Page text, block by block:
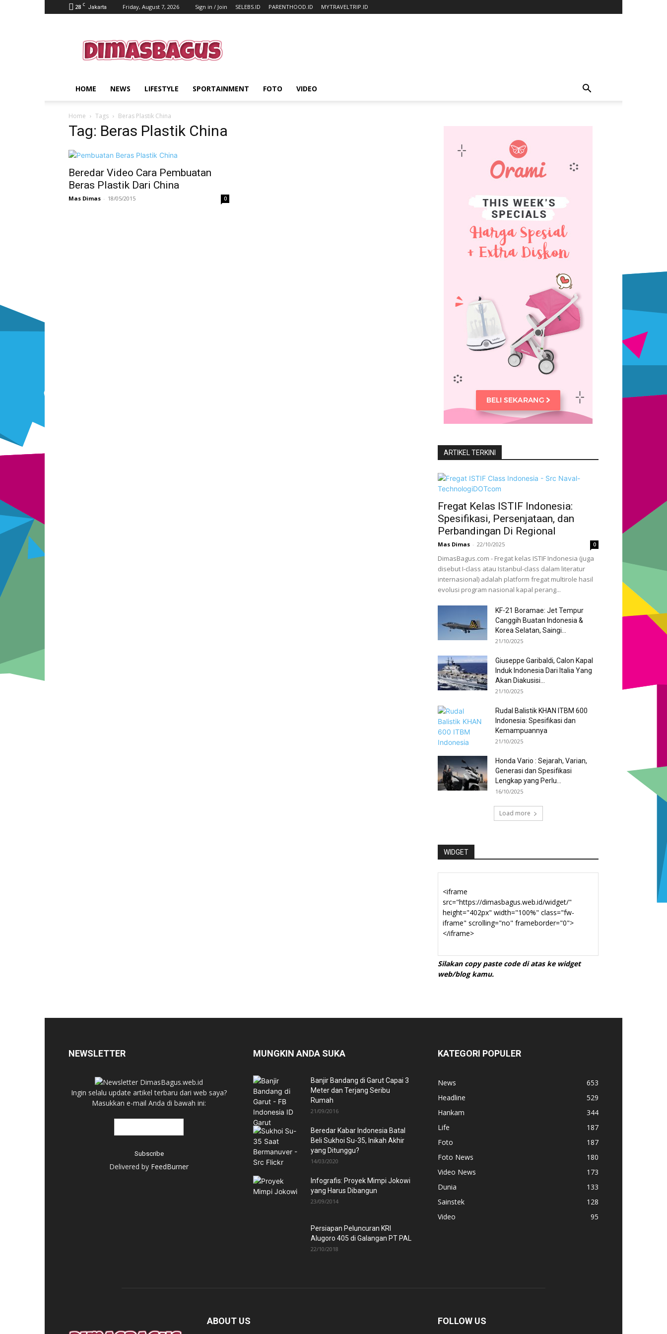
28 C Jakarta Friday, August 7, 2026 Sign in / Join SELEBS.ID PARENTHOOD.ID MYTRAVELTRIP.ID
HOME NEWS LIFESTYLE SPORTAINMENT FOTO VIDEO
Home Tags Beras Plastik China
Tag: Beras Plastik China
Beredar Video Cara Pembuatan
Beras Plastik Dari China
Mas Dimas - 18/05/2015 0
ARTIKEL TERKINI
Fregat Kelas ISTIF Indonesia:
Spesifikasi, Persenjataan, dan
Perbandingan Di Regional
Mas Dimas - 22/10/2025 0
DimasBagus.com - Fregat kelas ISTIF Indonesia (juga
disebut I-class atau Istanbul-class dalam literatur
internasional) adalah platform fregat multirole hasil
evolusi program nasional kapal perang...
KF-21 Boramae: Jet Tempur
Canggih Buatan Indonesia &
Korea Selatan, Saingi...
21/10/2025
Giuseppe Garibaldi, Calon Kapal
Induk Indonesia Dari Italia Yang
Akan Diakusisi...
21/10/2025
Rudal Balistik KHAN ITBM 600
Indonesia: Spesifikasi dan
Kemampuannya
21/10/2025
Honda Vario : Sejarah, Varian,
Generasi dan Spesifikasi
Lengkap yang Perlu...
16/10/2025
Load more
WIDGET
Silakan copy paste code di atas ke widget
web/blog kamu.
NEWSLETTER
Ingin selalu update artikel terbaru dari web saya?
Masukkan e-mail Anda di bawah ini:
Delivered by FeedBurner
MUNGKIN ANDA SUKA
Banjir Bandang di Garut Capai 3
Meter dan Terjang Seribu
Rumah
21/09/2016
Beredar Kabar Indonesia Batal
Beli Sukhoi Su-35, Inikah Akhir
yang Ditunggu?
14/03/2020
Infografis: Proyek Mimpi Jokowi
yang Harus Dibangun
23/09/2014
Persiapan Peluncuran KRI
Alugoro 405 di Galangan PT PAL
22/10/2018
KATEGORI POPULER
News
653
Headline
529
Hankam
344
Life
187
Foto
187
Foto News
180
Video News
173
Dunia
133
Sainstek
128
Video
95
ABOUT US FOLLOW US